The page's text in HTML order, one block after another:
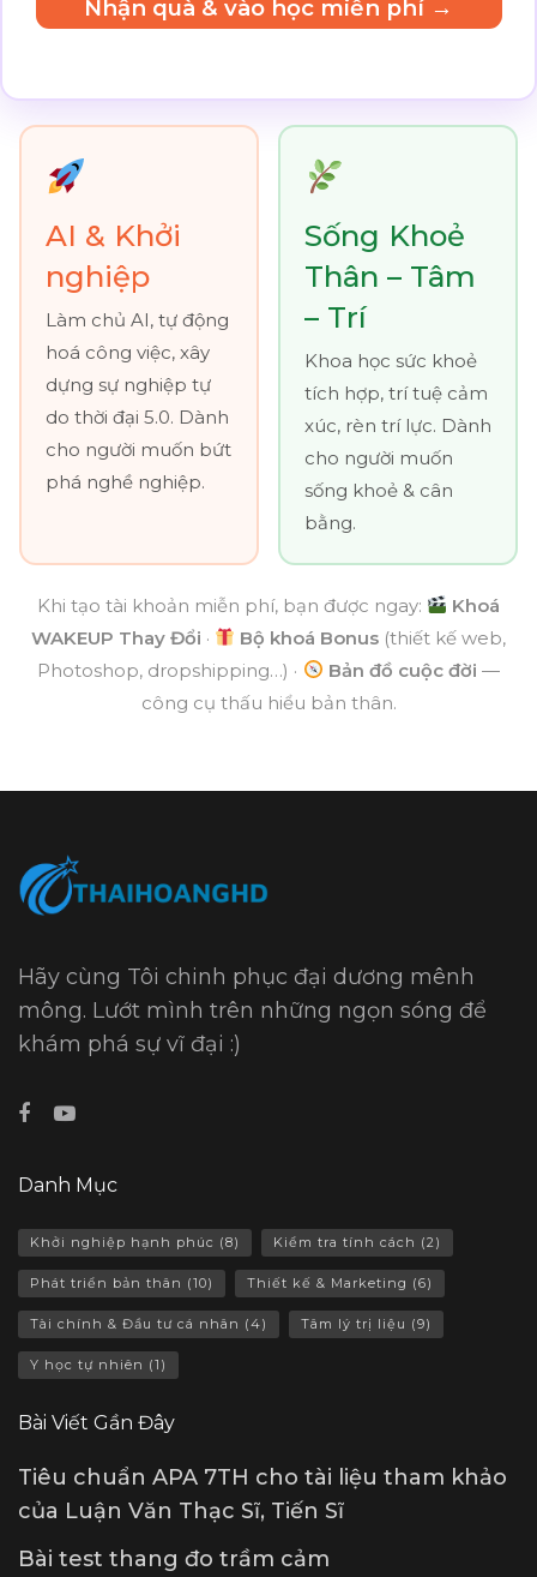
Nhận quà & vào học miễn phí →
AI & Khởi
nghiệp
Làm chủ AI, tự động
hoá công việc, xây
dựng sự nghiệp tự
do thời đại 5.0. Dành
cho người muốn bứt
phá nghề nghiệp.
Sống Khoẻ
Thân – Tâm
– Trí
Khoa học sức khoẻ
tích hợp, trí tuệ cảm
xúc, rèn trí lực. Dành
cho người muốn
sống khoẻ & cân
bằng.
Khi tạo tài khoản miễn phí, bạn được ngay:
Khoá
WAKEUP Thay Đổi · Bộ khoá Bonus (thiết kế web,
Photoshop, dropshipping…) ·
Bản đồ cuộc đời —
công cụ thấu hiểu bản thân.
Hãy cùng Tôi chinh phục đại dương mênh
mông. Lướt mình trên những ngọn sóng để
khám phá sự vĩ đại :)
Danh Mục
Khởi nghiệp hạnh phúc (8) Kiểm tra tính cách (2)
Phát triển bản thân (10) Thiết kế & Marketing (6)
Tài chính & Đầu tư cá nhân (4) Tâm lý trị liệu (9)
Y học tự nhiên (1)
Bài Viết Gần Đây
Tiêu chuẩn APA 7TH cho tài liệu tham khảo
của Luận Văn Thạc Sĩ, Tiến Sĩ
Bài test thang đo trầm cảm